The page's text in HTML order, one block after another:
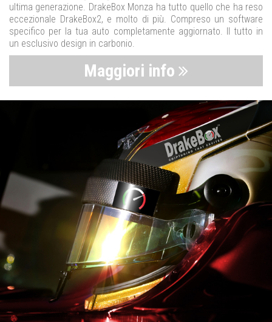
ultima generazione. DrakeBox Monza ha tutto quello che ha reso
eccezionale DrakeBox2, e molto di più. Compreso un software
specifico per la tua auto completamente aggiornato. Il tutto in
un esclusivo design in carbonio.
Maggiori info